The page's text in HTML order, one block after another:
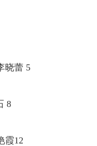
晓蕾 5
8
霞12